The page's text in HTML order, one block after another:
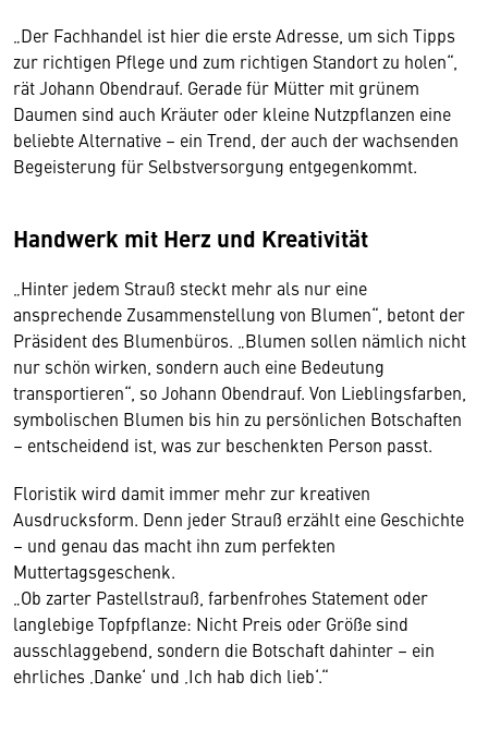
„Der Fachhandel ist hier die erste Adresse, um sich Tipps
zur richtigen Pflege und zum richtigen Standort zu holen“,
rät Johann Obendrauf. Gerade für Mütter mit grünem
Daumen sind auch Kräuter oder kleine Nutzpflanzen eine
beliebte Alternative – ein Trend, der auch der wachsenden
Begeisterung für Selbstversorgung entgegenkommt.
Handwerk mit Herz und Kreativität
„Hinter jedem Strauß steckt mehr als nur eine
ansprechende Zusammenstellung von Blumen“, betont der
Präsident des Blumenbüros. „Blumen sollen nämlich nicht
nur schön wirken, sondern auch eine Bedeutung
transportieren“, so Johann Obendrauf. Von Lieblingsfarben,
symbolischen Blumen bis hin zu persönlichen Botschaften
– entscheidend ist, was zur beschenkten Person passt.
Floristik wird damit immer mehr zur kreativen
Ausdrucksform. Denn jeder Strauß erzählt eine Geschichte
– und genau das macht ihn zum perfekten
Muttertagsgeschenk.
„Ob zarter Pastellstrauß, farbenfrohes Statement oder
langlebige Topfpflanze: Nicht Preis oder Größe sind
ausschlaggebend, sondern die Botschaft dahinter – ein
ehrliches ‚Danke‘ und ‚Ich hab dich lieb‘.“